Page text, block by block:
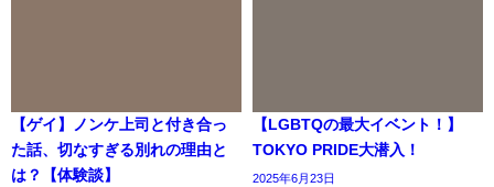
【ゲイ】ノンケ上司と付き合っ
た話、切なすぎる別れの理由と
は？【体験談】
【LGBTQの最大イベント！】
TOKYO PRIDE大潜入！
2025年6月23日